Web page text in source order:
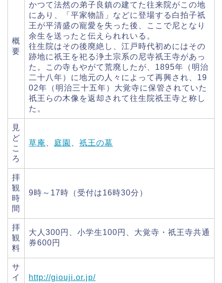
概
要
かつて法然の弟子良鎮の建てた往来院がこの地
にあり、「平家物語」などに登場する白拍子祇
王が平清盛の寵愛を失った後、ここで尼となり
余生を送ったと伝えられれいる。
往生院はその後廃絶し、江戸時代初めにはその
跡地に祇王を祀る浄土宗系の尼寺祇王寺があっ
た。この寺もやがて荒廃したが、1895年（明治
二十八年）に地元の人々によって再興され、19
02年（明治三十五年）大覚寺に保管されていた
祇王らの木像を返却されて往生院祇王寺と称し
た。
見
ど
こ
ろ
草庵 庭園 祇王の墓
拝
観
時
間
9時～17時（受付は16時30分）
拝
観
料
大人300円、小学生100円、大覚寺・祇王寺共通
券600円
サ
イ
http://giouji.or.jp/